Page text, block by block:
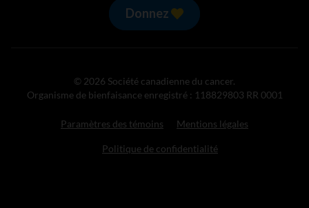
Donnez
© 2026 Société canadienne du cancer.
Organisme de bienfaisance enregistré : 118829803 RR 0001
Paramètres des témoins Mentions légales
Politique de confidentialité